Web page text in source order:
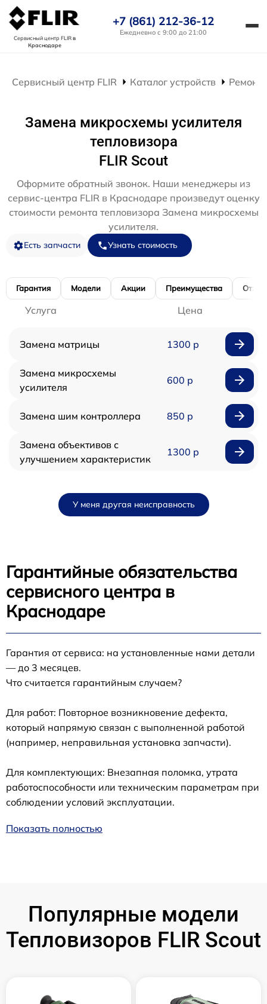
Сервисный центр FLIRв
Краснодаре
+7 (861) 212-36-12
Ежедневно с 9:00 до 21:00
Сервисный центр FLIR Каталог устройств Ремонт
Замена микросхемы усилителя
тепловизора
FLIR Scout
Оформите обратный звонок. Наши менеджеры из
сервис-центра FLIR в Краснодаре произведут оценку
стоимости ремонта тепловизора Замена микросхемы
усилителя.
Есть запчасти Узнать стоимость
Гарантия Модели Акции Преимущества
Услуга Цена
Замена матрицы 1300 р
Замена микросхемы
усилителя
600 р
Замена шим контроллера 850 р
Замена объективов с
улучшением характеристик
1300 р
У меня другая неисправность
Гарантийные обязательства
сервисного центра в
Краснодаре
Гарантия от сервиса: на установленные нами детали
— до 3 месяцев.
Что считается гарантийным случаем?
Для работ: Повторное возникновение дефекта,
который напрямую связан с выполненной работой
(например, неправильная установка запчасти).
Для комплектующих: Внезапная поломка, утрата
работоспособности или техническим параметрам при
соблюдении условий эксплуатации.
Показать полностью
Популярные модели
Тепловизоров FLIR Scout